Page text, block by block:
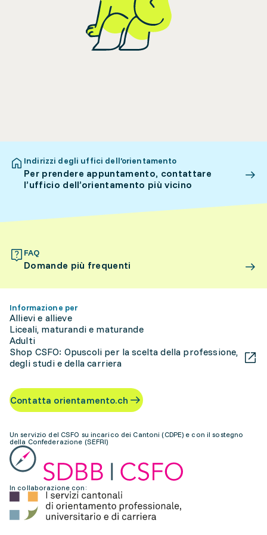
Indirizzi degli uffici dell’orientamento
Per prendere appuntamento, contattare
l’ufficio dell’orientamento più vicino
FAQ
Domande più frequenti
Informazione per
Allievi e allieve
Liceali, maturandi e maturande
Adulti
Shop CSFO: Opuscoli per la scelta della professione,
degli studi e della carriera
Contatta orientamento.ch
Un servizio del CSFO su incarico dei Cantoni (CDPE) e con il sostegno
della Confederazione (SEFRI)
In collaborazione con: